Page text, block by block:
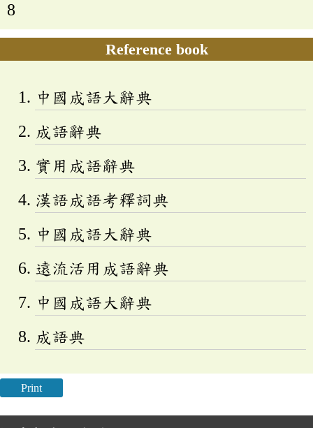
8
Reference book
中國成語大辭典
成語辭典
實用成語辭典
漢語成語考釋詞典
中國成語大辭典
遠流活用成語辭典
中國成語大辭典
成語典
Print